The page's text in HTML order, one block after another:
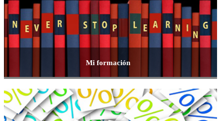
Mi formación